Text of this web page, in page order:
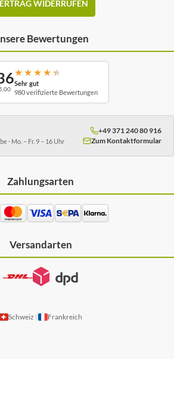
WIDERRUFEN
Bewertungen
★ ★ ★ ★ ★
Sehr gut
980 verifizierte Bewertungen
· Mo. – Fr. 9 – 16 Uhr
+49 371 240 80 916
Zum Kontaktformular
Zahlungsarten
Versandarten
Schweiz Frankreich